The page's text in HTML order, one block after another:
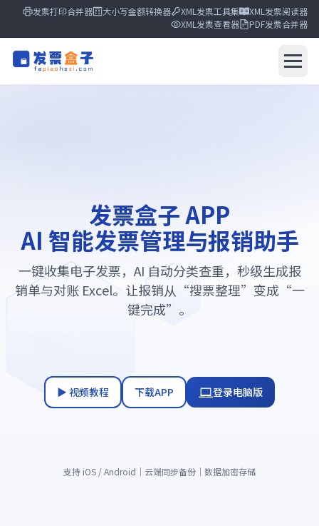
发票打印合并器 大小写金额转换器 XML发票工具集
XML发票阅读器
XML发票查看器
PDF发票合并器
FAQ
立即下载
发票盒子 APP
AI 智能发票管理与报销助手
一键收集电子发票，AI 自动分类查重，秒级生成报
销单与对账 Excel。让报销从“搜票整理”变成“一
键完成”。
▶ 视频教程 下载APP 登录电脑版
支持 iOS / Android｜云端同步备份｜数据加密存储